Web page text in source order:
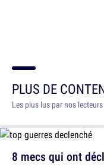
PLUS DE
Les plus lus par nos lecteurs
8 mecs qui ont